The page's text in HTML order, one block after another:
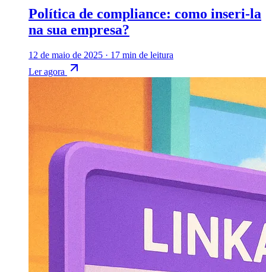
Política de compliance: como inseri-la
na sua empresa?
12 de maio de 2025 · 17 min de leitura
Ler agora